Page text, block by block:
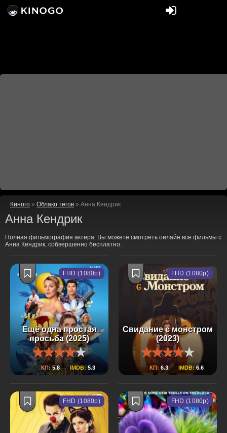
Киного » Облако тегов » Анна Кендрик
Анна Кендрик
Полная фильмография актера. Вы можете смотреть онлайн все фильмы с
Анна Кендрик, собвершенно бесплатно.
Ещё одна простая
просьба (2025)
КП: 5.8 IMDB: 5.3
FHD (1080p)
Свидание с монстром
(2023)
КП: 6.3 IMDB:6.6
FHD (1080p)
FHD (1080p) FHD (1080p)